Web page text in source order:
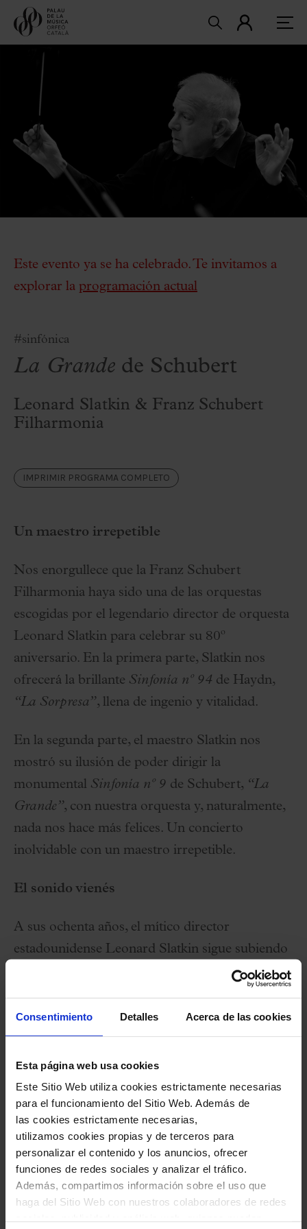
Consentimiento Detalles Acerca de las cookies
Esta página web usa cookies
Este Sitio Web utiliza cookies estrictamente necesarias
para el funcionamiento del Sitio Web. Además de
las cookies estrictamente necesarias,
utilizamos cookies propias y de terceros para
personalizar el contenido y los anuncios, ofrecer
funciones de redes sociales y analizar el tráfico.
Además, compartimos información sobre el uso que
haga del Sitio Web con nuestros colaboradores de redes
Este evento ya se ha celebrado. Te invitamos a
explorar la programación actual
#sinfónica
La Grandede Schubert
Leonard Slatkin & Franz Schubert
Filharmonia
IMPRIMIR PROGRAMA COMPLETO
Un maestro irrepetible
Nos enorgullece que la Franz Schubert
Filharmonia haya sido una de las orquestas
escogidas por el legendario director de orquesta
Leonard Slatkin para celebrar su 80º
aniversario. En la primera parte, Slatkin nos
ofrecerá la brillante Sinfonía nº 94 de Haydn,
“La Sorpresa”, llena de ingenio y vitalidad.
En la segunda parte, el maestro Slatkin nos
mostró su ilusión de poder dirigir la
monumental Sinfonía nº 9 de Schubert, “La
Grande”, con nuestra orquesta y, naturalmente,
nada nos hace más felices. Un concierto
inolvidable con un maestro irrepetible.
El sonido vienés
A sus ochenta años, el mítico director
estadounidense Leonard Slatkin sigue subiendo
al podio con la fuerza y ​​la determinación que
nos visita para ofrecernos dos de las grandes
obras del repertorio sinfónico vienés. Por un
lado, la última sinfonía de Schubert, escrita hace
exactamente 200 años que, con su grandiosidad,
representa un canto espiritual en la naturaleza y
en la comunión entre el hombre y Dios mismo.
Por otra parte, la famosa
Sinfonía núm. 94
la que Haydn quiso sorprender al público
londinense en su primer viaje a la capital inglesa.